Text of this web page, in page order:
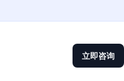
立即咨询